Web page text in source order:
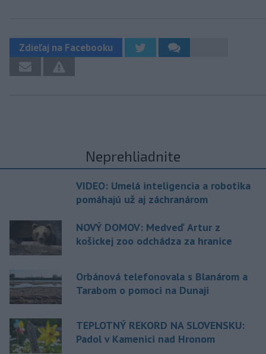
Zdieľaj na Facebooku
Neprehliadnite
VIDEO: Umelá inteligencia a robotika
pomáhajú už aj záchranárom
NOVÝ DOMOV: Medveď Artur z
košickej zoo odchádza za hranice
Orbánová telefonovala s Blanárom a
Tarabom o pomoci na Dunaji
TEPLOTNÝ REKORD NA SLOVENSKU:
Padol v Kamenici nad Hronom